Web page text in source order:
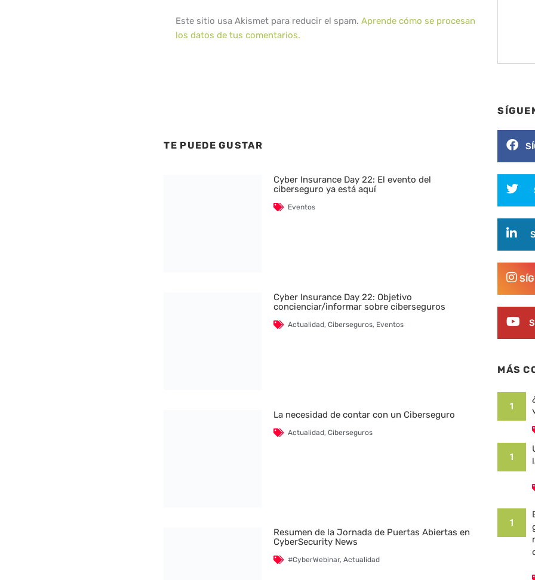
Este sitio usa Akismet para reducir el spam.Aprende cómo se procesan
los datos de tus comentarios.
TE PUEDE GUSTAR
Cyber Insurance Day 22: El evento del
ciberseguro ya está aquí
Eventos
Cyber Insurance Day 22: Objetivo
concienciar/informar sobre ciberseguros
Actualidad, Ciberseguros, Eventos
La necesidad de contar con un Ciberseguro
Actualidad, Ciberseguros
Resumen de la Jornada de Puertas Abiertas en
CyberSecurity News
#CyberWebinar, Actualidad
MÁS
1
1
1